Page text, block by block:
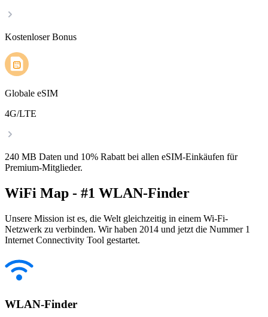
Kostenloser Bonus
Globale eSIM
4G/LTE
240 MB Daten und 10% Rabatt bei allen eSIM-Einkäufen für
Premium-Mitglieder.
WiFi Map - #1 WLAN-Finder
Unsere Mission ist es, die Welt gleichzeitig in einem Wi-Fi-
Netzwerk zu verbinden. Wir haben 2014 und jetzt die Nummer 1
Internet Connectivity Tool gestartet.
WLAN-Finder